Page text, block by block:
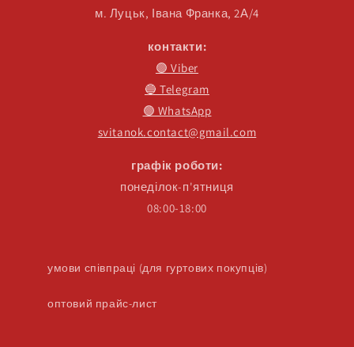
м. Луцьк, Івана Франка, 2А/4
контакти:
🟣 Viber
🔵 Telegram
🟢 WhatsApp
svitanok.contact@gmail.com
графік роботи:
понеділок-п'ятниця
08:00-18:00
умови співпраці (для гуртових покупців)
оптовий прайс-лист